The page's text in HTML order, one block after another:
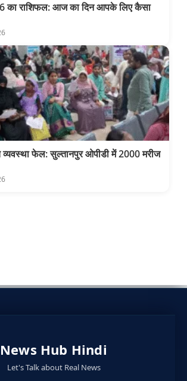
का राशिफल: आज का दिन आपके लिए कैसा
व्यवस्था फेल: सुल्तानपुर ओपीडी में 2000 मरीज
News Hub Hindi
Let's Talk about Real News